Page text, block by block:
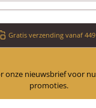
Gratis verzending vanaf
onze nieuwsbrief voor
promoties.